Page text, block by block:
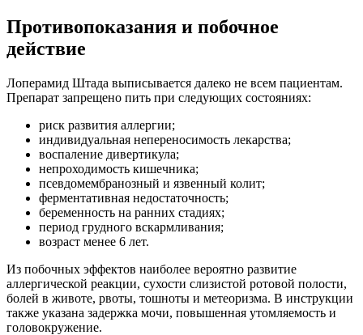
Противопоказания и побочное
действие
Лоперамид Штада выписывается далеко не всем пациентам.
Препарат запрещено пить при следующих состояниях:
риск развития аллергии;
индивидуальная непереносимость лекарства;
воспаление дивертикула;
непроходимость кишечника;
псевдомембранозный и язвенный колит;
ферментативная недостаточность;
беременность на ранних стадиях;
период грудного вскармливания;
возраст менее 6 лет.
Из побочных эффектов наиболее вероятно развитие
аллергической реакции, сухости слизистой ротовой полости,
болей в животе, рвоты, тошноты и метеоризма. В инструкции
также указана задержка мочи, повышенная утомляемость и
головокружение.